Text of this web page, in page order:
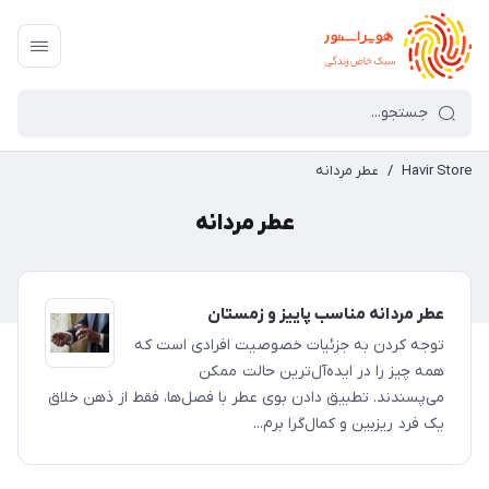
Havir Store
/ عطر مردانه
عطر مردانه
عطر مردانه مناسب پاییز و زمستان
توجه کردن به جزئیات خصوصیت افرادی است که
همه چیز را در ایده‌آل‌ترین حالت ممکن
می‌پسندند. تطبیق دادن بوی عطر با فصل‌ها، فقط از ذهن خلاق
یک فرد ریزبین و کمال‌گرا برم...